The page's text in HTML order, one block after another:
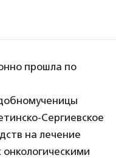
прошла по
Сергиевское
на лечение